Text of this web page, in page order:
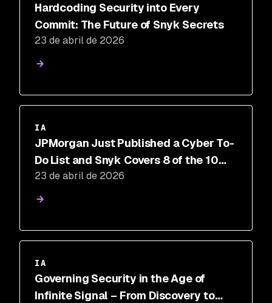
Hardcoding Security into Every
Commit: The Future of Snyk Secrets
23 de abril de 2026
IA
JPMorgan Just Published a Cyber To-
Do List and Snyk Covers 8 of the 10
Items. How do you stack up?
23 de abril de 2026
IA
Governing Security in the Age of
Infinite Signal – From Discovery to